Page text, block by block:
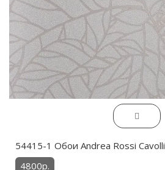
54415-1 Обои Andrea Rossi Cavolli
4800р.